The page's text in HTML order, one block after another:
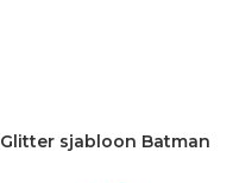
Glitter sjabloon Batman